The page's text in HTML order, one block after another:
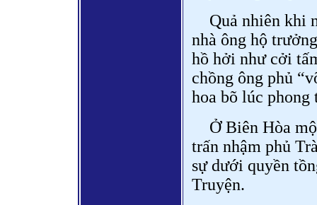
Quả nhiên khi
nhà ông hộ
hồ hởi như cởi
chồng ông phủ
hoa bõ lúc phong
Ở Biên Hòa
trấn nhậm phủ
sự dưới quyền
Truyện.